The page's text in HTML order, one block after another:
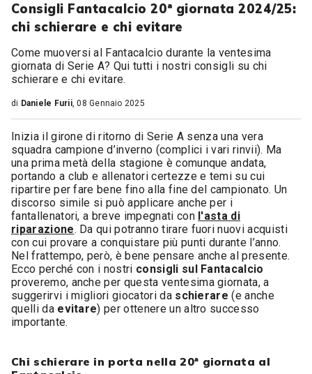
Consigli Fantacalcio 20ª giornata 2024/25:
chi schierare e chi evitare
Come muoversi al Fantacalcio durante la ventesima
giornata di Serie A? Qui tutti i nostri consigli su chi
schierare e chi evitare.
di Daniele Furii, 08 Gennaio 2025
Inizia il girone di ritorno di Serie A senza una vera
squadra campione d’inverno (complici i vari rinvii). Ma
una prima metà della stagione è comunque andata,
portando a club e allenatori certezze e temi su cui
ripartire per fare bene fino alla fine del campionato. Un
discorso simile si può applicare anche per i
fantallenatori, a breve impegnati con l'asta di
riparazione. Da qui potranno tirare fuori nuovi acquisti
con cui provare a conquistare più punti durante l’anno.
Nel frattempo, però, è bene pensare anche al presente.
Ecco perché con i nostri consigli sul Fantacalcio
proveremo, anche per questa ventesima giornata, a
suggerirvi i migliori giocatori da schierare(e anche
quelli da evitare) per ottenere un altro successo
importante.
Chi schierare in porta nella 20ª giornata al